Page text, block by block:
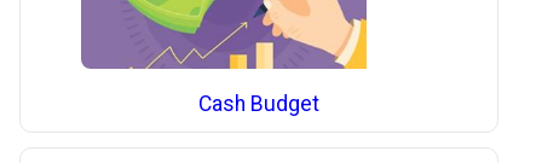
Cash Budget